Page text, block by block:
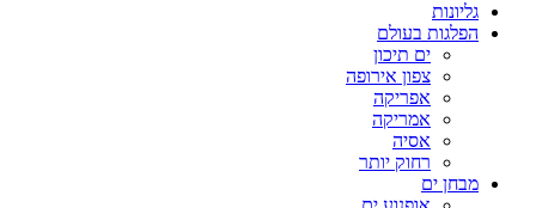
גליונות
הפלגות בעולם
ים תיכון
צפון אירופה
אפריקה
אמריקה
אסיה
רחוק יותר
מבחן ים